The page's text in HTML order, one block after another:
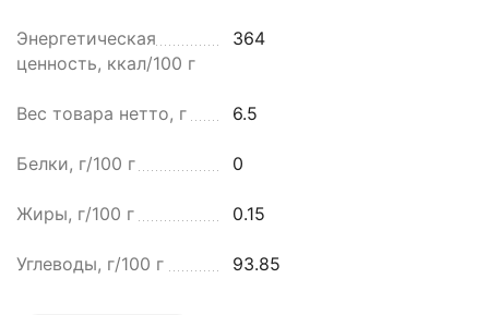
Энергетическая
ценность, ккал/100 г
364
Вес товара нетто, г 6.5
Белки, г/100 г 0
Жиры, г/100 г 0.15
Углеводы, г/100 г 93.85